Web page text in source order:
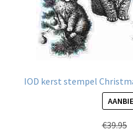
IOD kerst stempel
€39.95